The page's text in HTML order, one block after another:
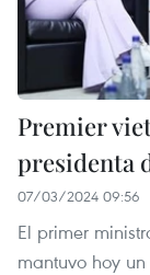
Premier
presidenta
07/03/2024 09:56
El primer
mantuvo hoy